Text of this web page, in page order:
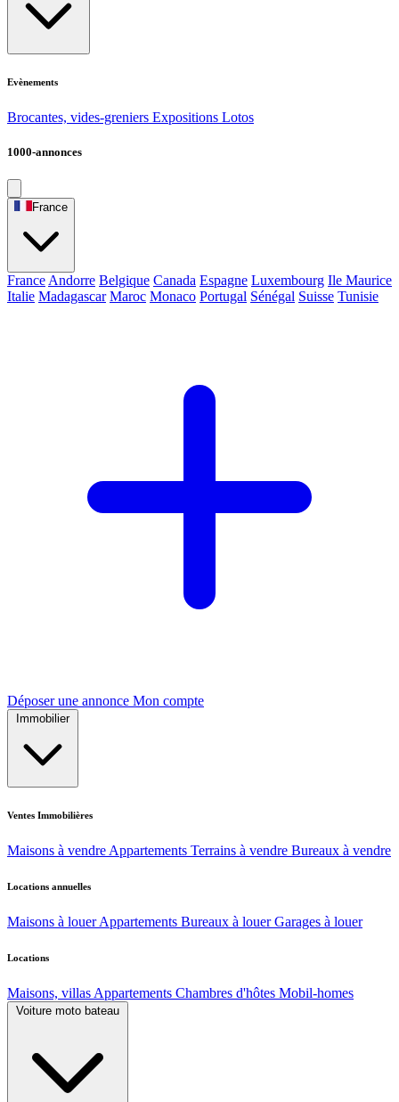
Evènements
Brocantes, vides-greniers Expositions Lotos
1000-annonces
France
France Andorre Belgique Canada Espagne Luxembourg Ile Maurice
Italie Madagascar Maroc Monaco Portugal Sénégal Suisse Tunisie
Déposer une annonce Mon compte
Immobilier
Ventes Immobilières
Maisons à vendre Appartements Terrains à vendre Bureaux à vendre
Locations annuelles
Maisons à louer Appartements Bureaux à louer Garages à louer
Locations
Maisons, villas Appartements Chambres d'hôtes Mobil-homes
Voiture moto bateau